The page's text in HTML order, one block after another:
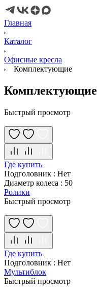
Главная
Каталог
Офисные кресла
Комплектующие
Комплектующие
Быстрый просмотр
Где купить
Подголовник : Нет
Диаметр колеса : 50
Ролики
Быстрый просмотр
Где купить
Подголовник : Нет
Мультиблок
Быстрый просмотр